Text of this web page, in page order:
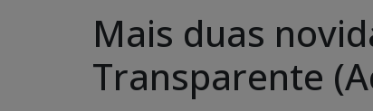
Mais duas
Transparente